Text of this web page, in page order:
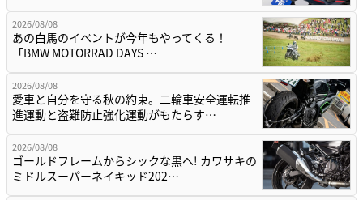
2026/08/08
あの白馬のイベントが今年もやってくる！
「BMW MOTORRAD DAYS …
2026/08/08
愛車と自分を守る秋の約束。二輪車安全運転推
進運動と盗難防止強化運動がもたらす…
2026/08/08
ゴールドフレームからシックな黒へ! カワサキの
ミドルスーパーネイキッド202…